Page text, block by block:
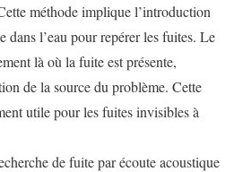
méthode implique l’introduction
dans l’eau pour repérer les fuites. Le
là où la fuite est présente,
de la source du problème. Cette
utile pour les fuites invisibles à
de fuite par écoute acoustique